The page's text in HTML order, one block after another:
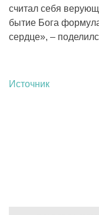
считал себя
бытие Бога
сердце», –
Источник